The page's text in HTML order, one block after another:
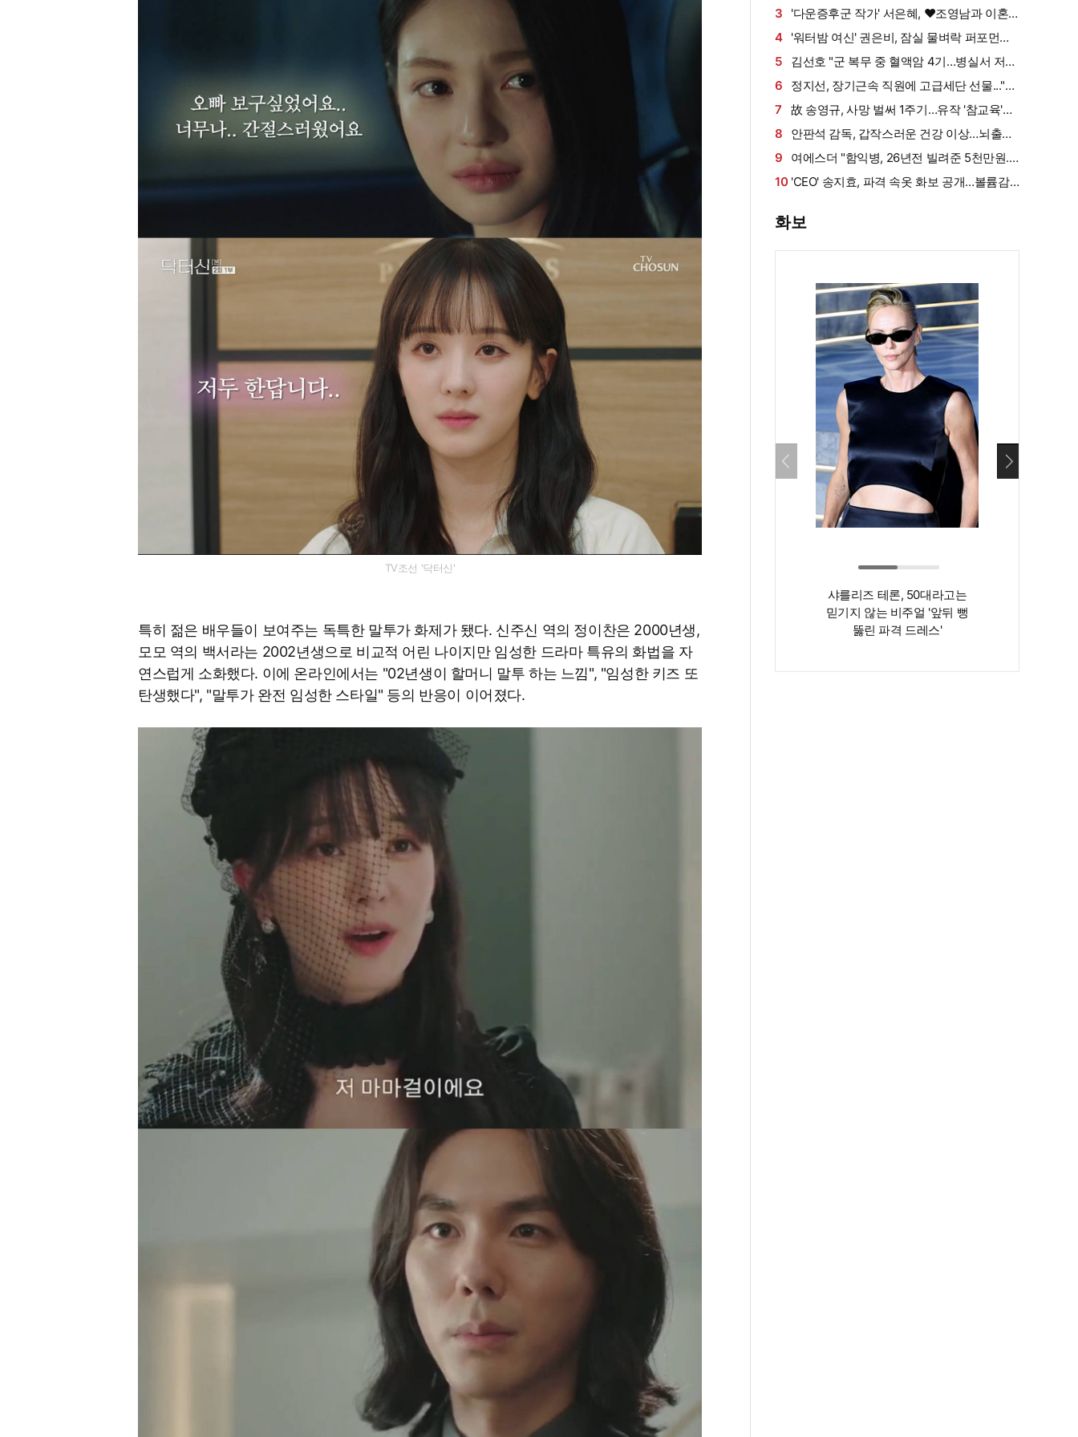
TV조선 '닥터신'
특히 젊은 배우들이 보여주는 독특한 말투가 화제가 됐다. 신주신 역의 정이찬은 2000년생,
모모 역의 백서라는 2002년생으로 비교적 어린 나이지만 임성한 드라마 특유의 화법을 자
연스럽게 소화했다. 이에 온라인에서는 "02년생이 할머니 말투 하는 느낌", "임성한 키즈 또
탄생했다", "말투가 완전 임성한 스타일" 등의 반응이 이어졌다.
게 밥 샀다가 '반전'
3
'다운증후군 작가' 서은혜, ♥조영남과 이혼
설 확산에 결국 입 열었다
4
'워터밤 여신' 권은비, 잠실 물벼락 퍼포먼스
'후끈'…두산 승리요정 등극
5
김선호 "군 복무 중 혈액암 4기…병실서 저만
살아남았다" (내 남은 연애)
6
정지선, 장기근속 직원에 고급세단 선물..."차
부담되면 명품백도 가능" (사당귀)[전일야화]
7
故 송영규, 사망 벌써 1주기…유작 '참교육'서
묵직한 존재감
8
안판석 감독, 갑작스러운 건강 이상…뇌출혈
로 쓰러져
9
여에스더 "함익병, 26년전 빌려준 5천만원...
그덕에 사업 시작" (동상이몽2)[종합]
10 'CEO' 송지효, 파격 속옷 화보 공개…볼륨감·
화보
샤를리즈 테론, 50대라고는
믿기지 않는 비주얼 '앞뒤 뻥
뚫린 파격 드레스'